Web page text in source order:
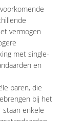
vermogen
met single-
en
paren, die
bij het
staan ​​enkele